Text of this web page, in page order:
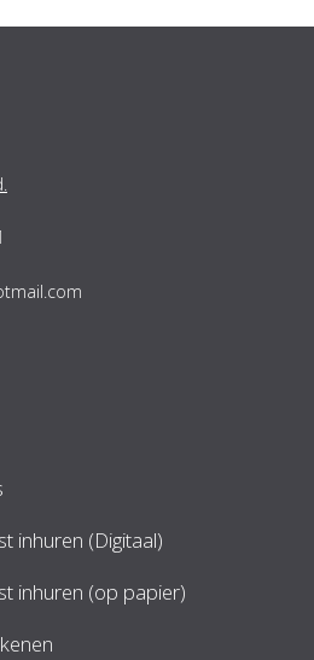
inhuren (Digitaal)
inhuren (op papier)